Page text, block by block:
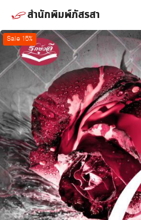
content
สำนักพิมพ์ภัสรสา
Search
for:
Sale 15%